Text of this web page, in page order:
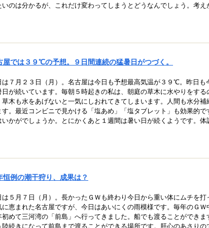
いのは分かるが、これだけ変わってしまうとどうなんでしょう。考え
屋では３９℃の予想。９日間連続の猛暑日がつづく。
は７月２３日（月）。名古屋は今日も予想最高気温が３９℃。昨日
日が続いています。毎朝５時起きの私は、朝庭の草木に水やりをす
草木も水をあげないと一気にしおれてきてしまいます。人間も水分
す。最近コンビニで見かける「塩あめ」「塩タブレット」も効果的
いかがでしょうか。とにかくあと１週間は暑い日が続くようです。体
恒例の潮干狩り、成果は？
は５月７日（月）。長かったＧＷも終わり今日から重い体にムチを
に恵まれた名古屋ですが、今日はあいにくの雨模様です。毎年のＧ
初めて三河湾の「前島」へ行ってきました。船でも渡ることができ
陸続きになって前島まで渡ることができる場所です。肝心のあさり